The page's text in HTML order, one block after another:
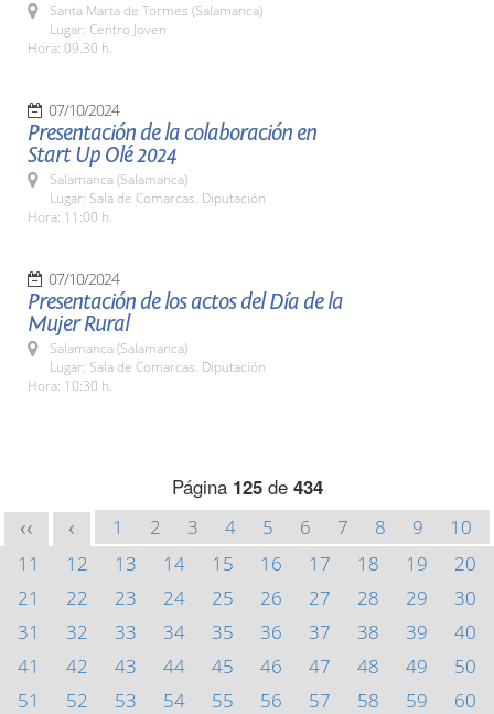
Santa Marta de Tormes (Salamanca)
Lugar: Centro Joven
Hora: 09.30 h.
07/10/2024
Presentación de la colaboración en
Start Up Olé 2024
Salamanca (Salamanca)
Lugar: Sala de Comarcas. Diputación
Hora: 11:00 h.
07/10/2024
Presentación de los actos del Día de la
Mujer Rural
Salamanca (Salamanca)
Lugar: Sala de Comarcas. Diputación
Hora: 10:30 h.
Página 125de 434
<< < 1 2 3 4 5 6 7 8 9
10
11
12 13 14 15 16 17 18 19
20
21
22 23 24 25 26 27 28 29
30
31
32 33 34 35 36 37 38 39
40
41
42 43 44 45 46 47 48 49
50
51
52 53 54 55 56 57 58 59
60